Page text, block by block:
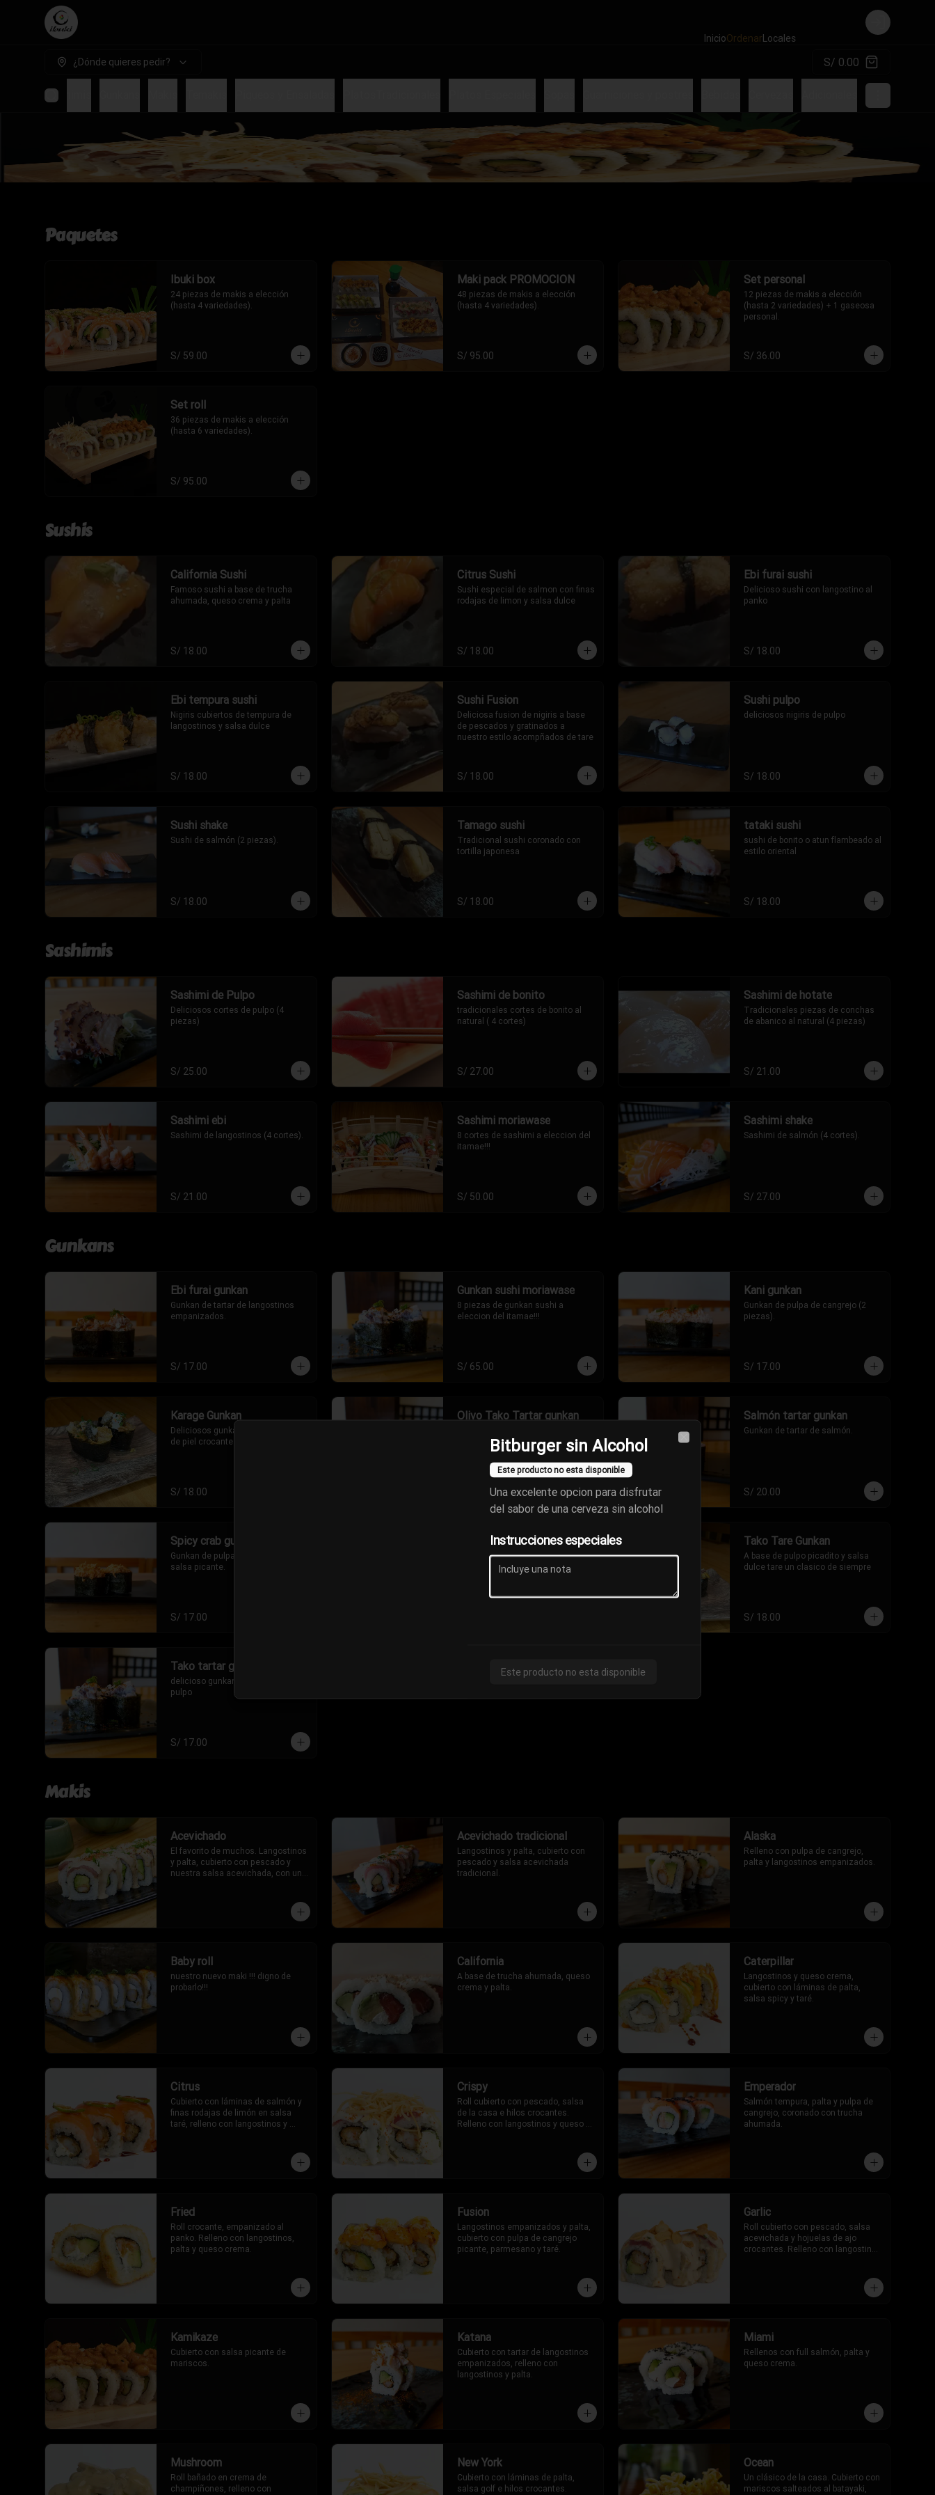
InicioOrdenarLocales
Login
¿Dónde quieres pedir? S/ 0.00
Sashimis
Paquetes
Ibuki box
24 piezas de makis a elección
(hasta 4 variedades).
S/ 59.00
Maki pack PROMOCION
48 piezas de makis a elección
(hasta 4 variedades).
S/ 95.00
Set personal
12 piezas de makis a elección
(hasta 2 variedades) + 1 gaseosa
personal.
S/ 36.00
Set roll
36 piezas de makis a elección
(hasta 6 variedades).
S/ 95.00
Sushis
California Sushi
Famoso sushi a base de trucha
ahumada, queso crema y palta
S/ 18.00
Citrus Sushi
Sushi especial de salmon con finas
rodajas de limon y salsa dulce
S/ 18.00
Ebi furai sushi
Delicioso sushi con langostino al
panko
S/ 18.00
Ebi tempura sushi
Nigiris cubiertos de tempura de
langostinos y salsa dulce
S/ 18.00
Sushi Fusion
Deliciosa fusion de nigiris a base
de pescados y gratinados a
nuestro estilo acompñados de tare
S/ 18.00
Sushi pulpo
deliciosos nigiris de pulpo
S/ 18.00
Sushi shake
Sushi de salmón (2 piezas).
S/ 18.00
Tamago sushi
Tradicional sushi coronado con
tortilla japonesa
S/ 18.00
tataki sushi
sushi de bonito o atun flambeado al
estilo oriental
S/ 18.00
Sashimis
Sashimi de Pulpo
Deliciosos cortes de pulpo (4
piezas)
S/ 25.00
Sashimi de bonito
tradicionales cortes de bonito al
natural ( 4 cortes)
S/ 27.00
Sashimi de hotate
Tradicionales piezas de conchas
de abanico al natural (4 piezas)
S/ 21.00
Sashimi ebi
Sashimi de langostinos (4 cortes).
S/ 21.00
Sashimi moriawase
8 cortes de sashimi a eleccion del
itamae!!!
S/ 50.00
Sashimi shake
Sashimi de salmón (4 cortes).
S/ 27.00
Gunkans
Ebi furai gunkan
Gunkan de tartar de langostinos
empanizados.
S/ 17.00
Gunkan sushi moriawase
8 piezas de gunkan sushi a
eleccion del itamae!!!
S/ 65.00
Kani gunkan
Gunkan de pulpa de cangrejo (2
piezas).
S/ 17.00
Karage Gunkan
Deliciosos gunkan sushi rellenos
de piel crocante de salmon
S/ 18.00
Olivo Tako Tartar gunkan
S/ 18.00
Salmón tartar gunkan
Gunkan de tartar de salmón.
S/ 20.00
Spicy crab gunkan
Gunkan de pulpa de cangrejo en
salsa picante.
S/ 17.00
TNT gunkan
Gunkan de conchas de abanico
con un toque picante (2 piezas).
Tako Tare Gunkan
A base de pulpo picadito y salsa
dulce tare un clasico de siempre
S/ 18.00
Tako tartar gunkan
delicioso gunkan de tartare de
pulpo
S/ 17.00
Makis
Acevichado
El favorito de muchos. Langostinos
y palta, cubierto con pescado y
nuestra salsa acevichada, con un
Acevichado tradicional
Langostinos y palta, cubierto con
pescado y salsa acevichada
tradicional.
Alaska
Relleno con pulpa de cangrejo,
palta y langostinos empanizados.
Baby roll
nuestro nuevo maki !!! digno de
probarlo!!!
California
A base de trucha ahumada, queso
crema y palta.
Caterpillar
Langostinos y queso crema,
cubierto con láminas de palta,
salsa spicy y taré.
Citrus
Cubierto con láminas de salmón y
finas rodajas de limón en salsa
taré, relleno con langostinos y
Crispy
Roll cubierto con pescado, salsa
de la casa e hilos crocantes.
Relleno con langostinos y queso
Emperador
Salmón tempura, palta y pulpa de
cangrejo, coronado con trucha
ahumada.
Fried
Roll crocante, empanizado al
panko. Relleno con langostinos,
palta y queso crema.
Fusion
Langostinos empanizados y palta,
cubierto con pulpa de cangrejo
picante, parmesano y taré.
Garlic
Roll cubierto con pescado, salsa
acevichada y hojuelas de ajo
crocantes. Relleno con langostinos
Kamikaze
Cubierto con salsa picante de
mariscos.
Katana
Cubierto con tartar de langostinos
empanizados, relleno con
langostinos y palta.
Miami
Rellenos con full salmón, palta y
queso crema.
Mushroom
Roll bañado en crema de
champiñones, relleno con
New York
Cubierto con láminas de palta,
salsa golf e hilos crocantes.
Ocean
Un clásico de la casa. Cubierto con
mariscos salteados al batayaki,
Bitburger sin Alcohol
Este producto no esta disponible
Una excelente opcion para disfrutar
del sabor de una cerveza sin alcohol
Instrucciones especiales
Este producto no esta disponible
Close